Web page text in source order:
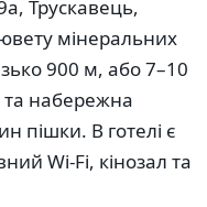
Трускавець,
мінеральних
900 м, або 7–10
набережна
пішки. В готелі є
Wi-Fi, кінозал та